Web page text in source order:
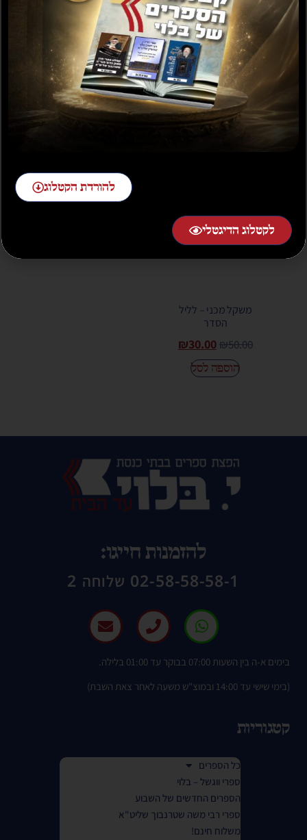
כיסוי שקוף לטלפון
לפסח
₪12.00
הוספה לסל
בשמים כשר לפסח
₪20.00
בחר אפשרויות
משקל מכני – לליל
הסדר
₪50.00
₪30.00
הוספה לסל
להזמנות חייגו:
02-58-58-58-1 שלוחה 2
בימים א-ה בין השעות 07:00 בבוקר עד 01:00 בלילה.
(בימי שישי עד 14:00 ובמוצ"ש משעה לאחר צאת השבת)
קטגוריות
כל הספרים
ספרי ווגשל – בלוי
הספרים החדשים של השבוע
ספרי רבי משה שטרנבוך שליט"א
משלוח חינם!
להורדת הקטלוג
לקטלוג הדיגטלי